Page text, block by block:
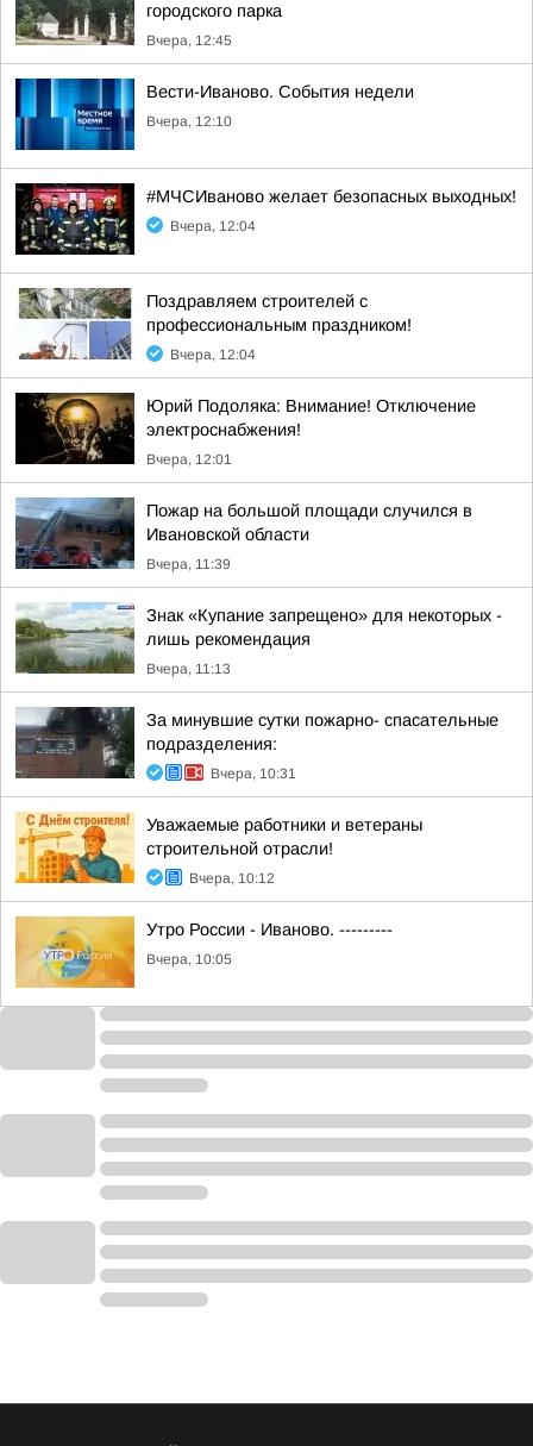
городского парка
Вчера, 12:45
Вести-Иваново. События недели
Вчера, 12:10
#МЧСИваново желает безопасных выходных!
Вчера, 12:04
Поздравляем строителей с
профессиональным праздником!
Вчера, 12:04
Юрий Подоляка: Внимание! Отключение
электроснабжения!
Вчера, 12:01
Пожар на большой площади случился в
Ивановской области
Вчера, 11:39
Знак «Купание запрещено» для некоторых -
лишь рекомендация
Вчера, 11:13
За минувшие сутки пожарно- спасательные
подразделения:
Вчера, 10:31
Уважаемые работники и ветераны
строительной отрасли!
Вчера, 10:12
Утро России - Иваново. ---------
Вчера, 10:05